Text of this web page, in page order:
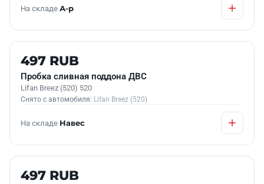
На складе А-р
Б/У В НАЛИЧИИ
497 RUB
Пробка сливная поддона ДВС
Lifan Breez (520) 520
Снято с автомобиля: Lifan Breez (520)
На складе Навес
Б/У В НАЛИЧИИ
497 RUB